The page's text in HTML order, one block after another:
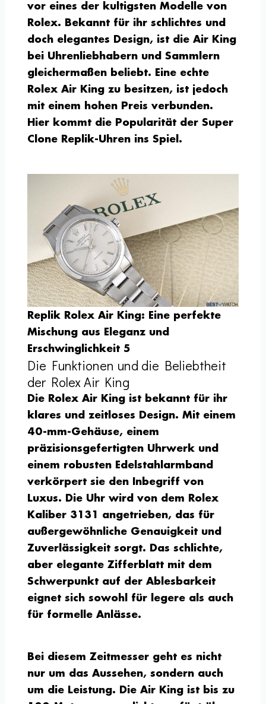
vor eines der kultigsten Modelle von
Rolex. Bekannt für ihr schlichtes und
doch elegantes Design, ist die Air King
bei Uhrenliebhabern und Sammlern
gleichermaßen beliebt. Eine echte
Rolex Air King zu besitzen, ist jedoch
mit einem hohen Preis verbunden.
Hier kommt die Popularität der Super
Clone Replik-Uhren ins Spiel.
Replik Rolex Air King: Eine perfekte
Mischung aus Eleganz und
Erschwinglichkeit 5
Die Funktionen und die Beliebtheit
der Rolex Air King
Die Rolex Air King ist bekannt für ihr
klares und zeitloses Design. Mit einem
40-mm-Gehäuse, einem
präzisionsgefertigten Uhrwerk und
einem robusten Edelstahlarmband
verkörpert sie den Inbegriff von
Luxus. Die Uhr wird von dem Rolex
Kaliber 3131 angetrieben, das für
außergewöhnliche Genauigkeit und
Zuverlässigkeit sorgt. Das schlichte,
aber elegante Zifferblatt mit dem
Schwerpunkt auf der Ablesbarkeit
eignet sich sowohl für legere als auch
für formelle Anlässe.
Bei diesem Zeitmesser geht es nicht
nur um das Aussehen, sondern auch
um die Leistung. Die Air King ist bis zu